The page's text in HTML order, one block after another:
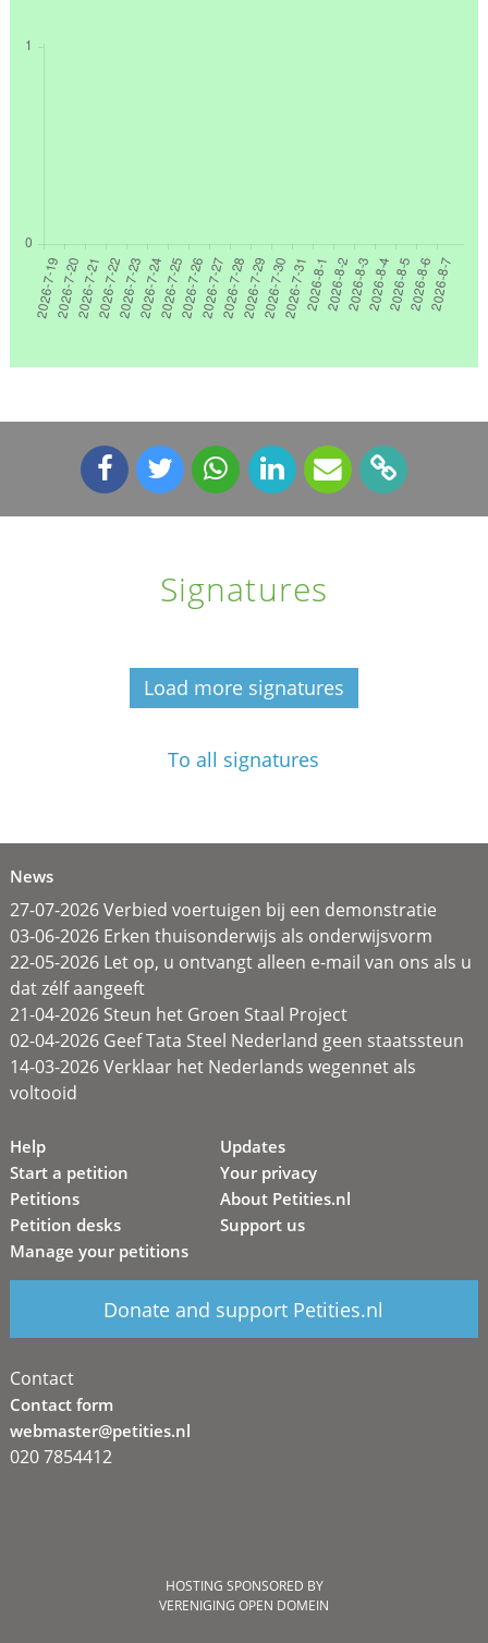
Signatures
Load more signatures
To all signatures
News
27-07-2026 Verbied voertuigen bij een demonstratie
03-06-2026 Erken thuisonderwijs als onderwijsvorm
22-05-2026 Let op, u ontvangt alleen e-mail van ons als u
dat zélf aangeeft
21-04-2026 Steun het Groen Staal Project
02-04-2026 Geef Tata Steel Nederland geen staatssteun
14-03-2026 Verklaar het Nederlands wegennet als
voltooid
Help
Start a petition
Petitions
Petition desks
Manage your petitions
Updates
Your privacy
About Petities.nl
Support us
Donate and support Petities.nl
Contact
Contact form
webmaster@petities.nl
020 7854412
HOSTING SPONSORED BY
VERENIGING OPEN DOMEIN